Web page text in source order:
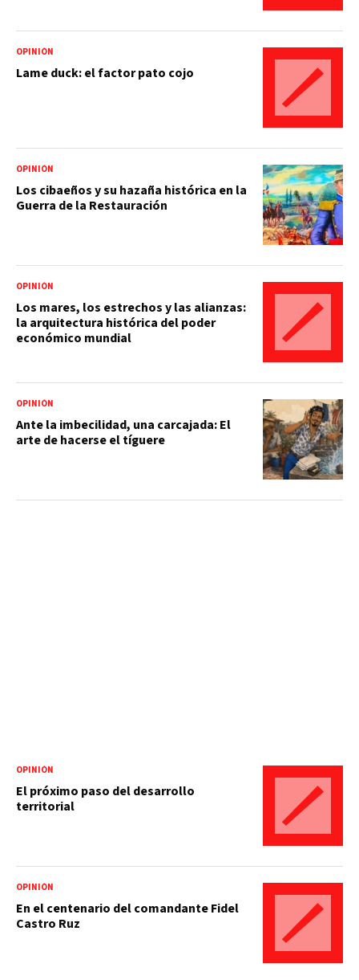
OPINIÓN
Lame duck: el factor pato cojo
OPINIÓN
Los cibaeños y su hazaña histórica en la
Guerra de la Restauración
OPINIÓN
Los mares, los estrechos y las alianzas:
la arquitectura histórica del poder
económico mundial
OPINIÓN
Ante la imbecilidad, una carcajada: El
arte de hacerse el tíguere
OPINIÓN
El próximo paso del desarrollo
territorial
OPINIÓN
En el centenario del comandante Fidel
Castro Ruz